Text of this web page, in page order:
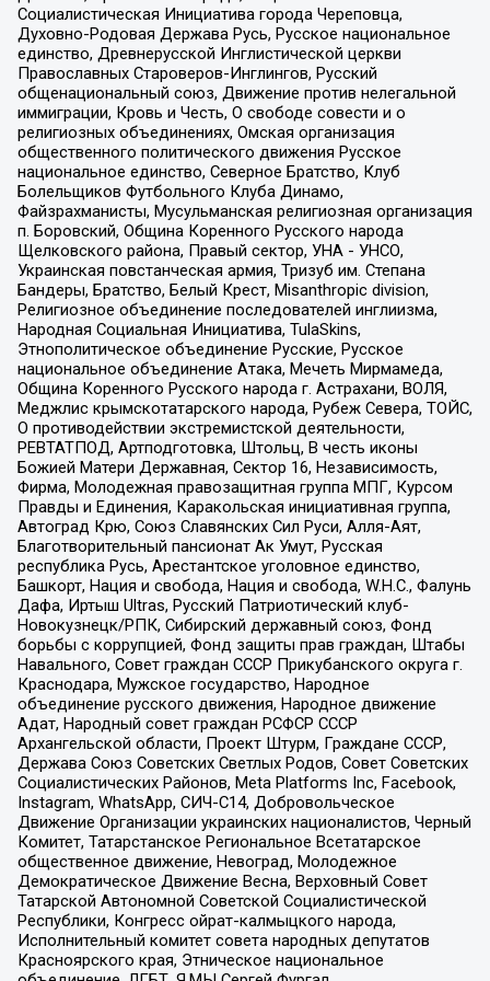
Социалистическая Инициатива города Череповца,
Духовно-Родовая Держава Русь, Русское национальное
единство, Древнерусской Инглистической церкви
Православных Староверов-Инглингов, Русский
общенациональный союз, Движение против нелегальной
иммиграции, Кровь и Честь, О свободе совести и о
религиозных объединениях, Омская организация
общественного политического движения Русское
национальное единство, Северное Братство, Клуб
Болельщиков Футбольного Клуба Динамо,
Файзрахманисты, Мусульманская религиозная организация
п. Боровский, Община Коренного Русского народа
Щелковского района, Правый сектор, УНА - УНСО,
Украинская повстанческая армия, Тризуб им. Степана
Бандеры, Братство, Белый Крест, Misanthropic division,
Религиозное объединение последователей инглиизма,
Народная Социальная Инициатива, TulaSkins,
Этнополитическое объединение Русские, Русское
национальное объединение Атака, Мечеть Мирмамеда,
Община Коренного Русского народа г. Астрахани, ВОЛЯ,
Меджлис крымскотатарского народа, Рубеж Севера, ТОЙС,
О противодействии экстремистской деятельности,
РЕВТАТПОД, Артподготовка, Штольц, В честь иконы
Божией Матери Державная, Сектор 16, Независимость,
Фирма, Молодежная правозащитная группа МПГ, Курсом
Правды и Единения, Каракольская инициативная группа,
Автоград Крю, Союз Славянских Сил Руси, Алля-Аят,
Благотворительный пансионат Ак Умут, Русская
республика Русь, Арестантское уголовное единство,
Башкорт, Нация и свобода, Нация и свобода, W.H.С., Фалунь
Дафа, Иртыш Ultras, Русский Патриотический клуб-
Новокузнецк/РПК, Сибирский державный союз, Фонд
борьбы с коррупцией, Фонд защиты прав граждан, Штабы
Навального, Совет граждан СССР Прикубанского округа г.
Краснодара, Мужское государство, Народное
объединение русского движения, Народное движение
Адат, Народный совет граждан РСФСР СССР
Архангельской области, Проект Штурм, Граждане СССР,
Держава Союз Советских Светлых Родов, Совет Советских
Социалистических Районов, Meta Platforms Inc, Facebook,
Instagram, WhatsApp, СИЧ-С14, Добровольческое
Движение Организации украинских националистов, Черный
Комитет, Татарстанское Региональное Всетатарское
общественное движение, Невоград, Молодежное
Демократическое Движение Весна, Верховный Совет
Татарской Автономной Советской Социалистической
Республики, Конгресс ойрат-калмыцкого народа,
Исполнительный комитет совета народных депутатов
Красноярского края, Этническое национальное